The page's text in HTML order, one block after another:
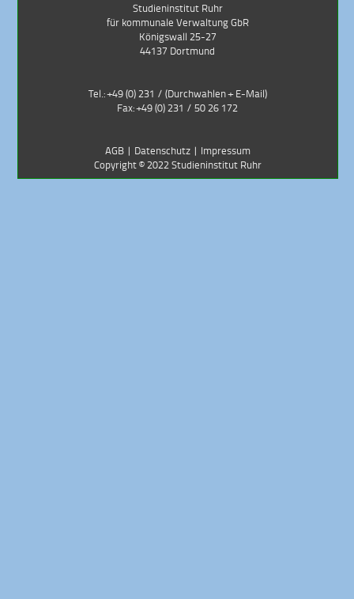
Studieninstitut Ruhr
für kommunale Verwaltung GbR
Königswall 25-27
44137 Dortmund
Tel.: +49 (0) 231 / (Durchwahlen + E-Mail)
Fax: +49 (0) 231 / 50 26 172
AGB| Datenschutz| Impressum
Copyright ©2022Studieninstitut Ruhr